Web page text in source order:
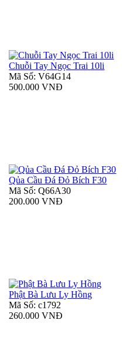
Chuỗi Tay Ngọc Trai 10li
Mã Số: V64G14
500.000 VNĐ
Qủa Cầu Đá Đỏ Bích F30
Mã Số: Q66A30
200.000 VNĐ
Phật Bà Lưu Ly Hồng
Mã Số: c1792
260.000 VNĐ